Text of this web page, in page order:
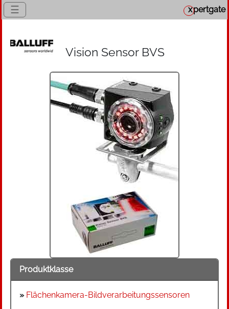
☰ xpertgate
Vision Sensor BVS
Produktklasse
» Flächenkamera-Bildverarbeitungssensoren